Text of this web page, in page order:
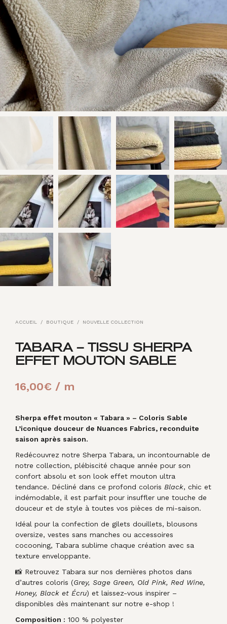
ACCUEIL / BOUTIQUE / NOUVELLE COLLECTION
TABARA – TISSU SHERPA
EFFET MOUTON SABLE
16,00€ / m
Sherpa effet mouton « Tabara » – Coloris Sable
L’iconique douceur de Nuances Fabrics, reconduite
saison après saison.
Redécouvrez notre Sherpa Tabara, un incontournable de
notre collection, plébiscité chaque année pour son
confort absolu et son look effet mouton ultra
tendance. Décliné dans ce profond coloris Black, chic et
indémodable, il est parfait pour insuffler une touche de
douceur et de style à toutes vos pièces de mi-saison.
Idéal pour la confection de gilets douillets, blousons
oversize, vestes sans manches ou accessoires
cocooning, Tabara sublime chaque création avec sa
texture enveloppante.
📸 Retrouvez Tabara sur nos dernières photos dans
d’autres coloris (Grey, Sage Green, Old Pink, Red Wine,
Honey, Black et Écru) et laissez-vous inspirer –
disponibles dès maintenant sur notre e-shop !
Composition : 100 % polyester